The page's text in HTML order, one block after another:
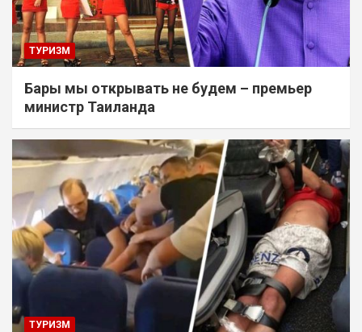
ТУРИЗМ
Бары мы открывать не будем – премьер
министр Таиланда
ТУРИЗМ